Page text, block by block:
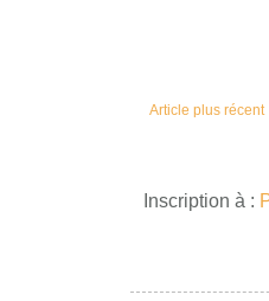
Article plus récent
Inscription à :